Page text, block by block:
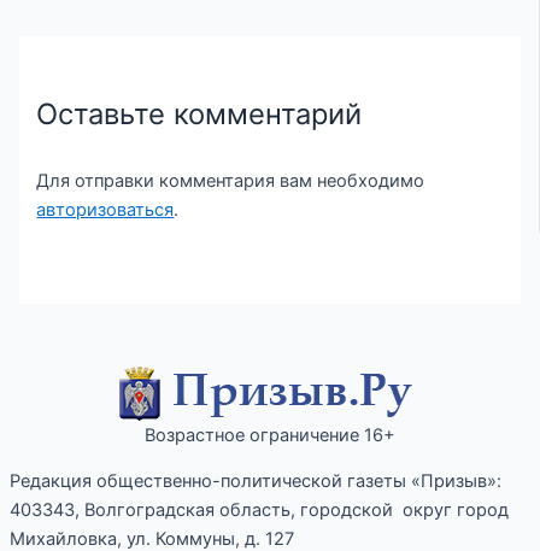
Оставьте комментарий
Для отправки комментария вам необходимо
авторизоваться.
Возрастное ограничение 16+
Редакция общественно-политической газеты «Призыв»:
403343, Волгоградская область, городской округ город
Михайловка, ул. Коммуны, д. 127